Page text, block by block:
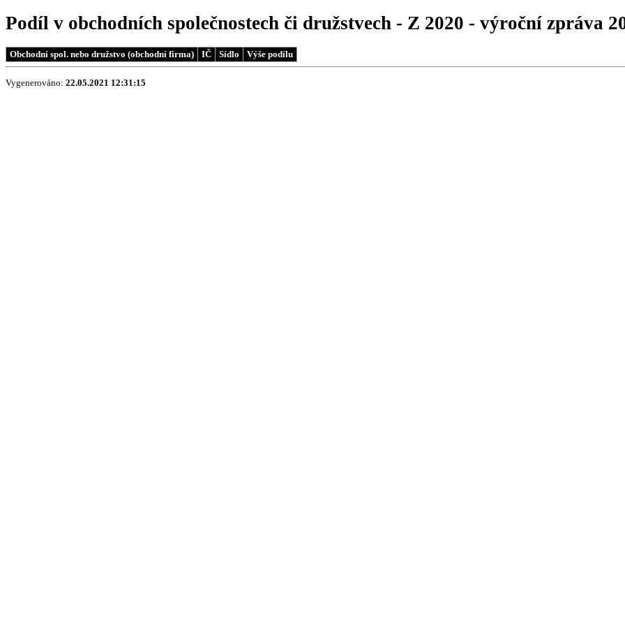
Podíl v obchodních společnostech či družstvech - Z 2020 - výroční zpráva
Obchodní spol. nebo družstvo (obchodní firma) IČ Sídlo Výše podílu
Vygenerováno: 22.05.2021 12:31:15